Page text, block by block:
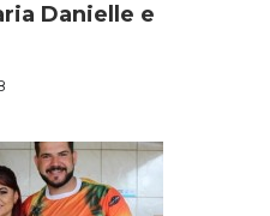
Danielle e